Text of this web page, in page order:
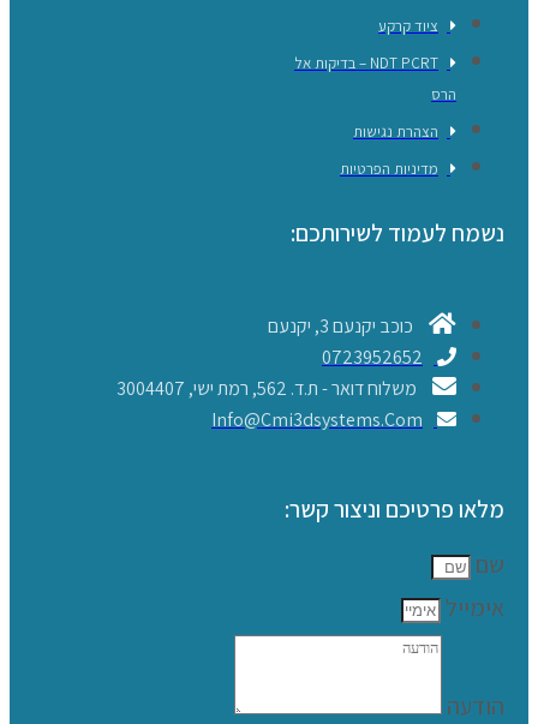
ציוד קרקע
NDT PCRT – בדיקות אל
הצהרת נגישות
מדיניות הפרטיות
נשמח לעמוד לשירותכם:
כוכב יקנעם 3, יקנעם
0723952652
משלוח דואר - ת.ד. 562, רמת ישי, 3004407​
Info@cmi3dsystems.com
מלאו פרטיכם וניצור קשר:
אימייל
הודעה